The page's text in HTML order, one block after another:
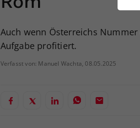
Auch wenn Österreichs
Aufgabe profitiert.
Verfasst von: Manuel Wachta, 08.05.2025